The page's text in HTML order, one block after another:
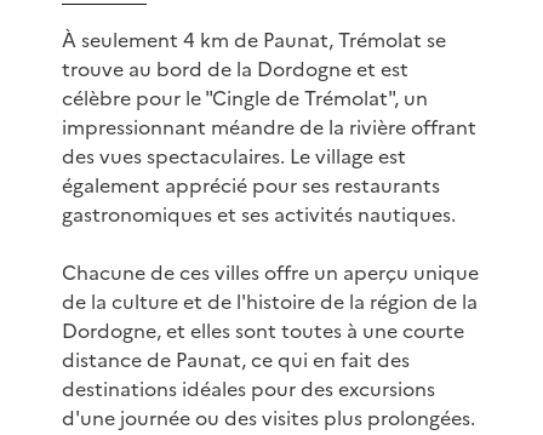
À seulement 4 km de Paunat, Trémolat se
trouve au bord de la Dordogne et est
célèbre pour le "Cingle de Trémolat", un
impressionnant méandre de la rivière offrant
des vues spectaculaires. Le village est
également apprécié pour ses restaurants
gastronomiques et ses activités nautiques.
Chacune de ces villes offre un aperçu unique
de la culture et de l'histoire de la région de la
Dordogne, et elles sont toutes à une courte
distance de Paunat, ce qui en fait des
destinations idéales pour des excursions
d'une journée ou des visites plus prolongées.